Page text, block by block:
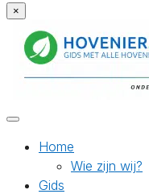
×
Home
Wie zijn wij?
Gids